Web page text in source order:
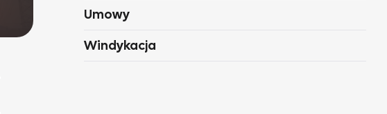
Umowy
Windykacja